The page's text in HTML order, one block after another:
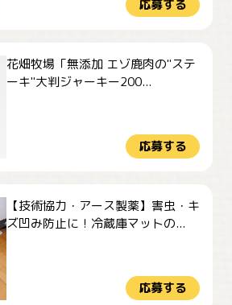
応募する
花畑牧場「無添加 エゾ鹿肉の"ステ
ーキ"大判ジャーキー200...
応募する
【技術協力・アース製薬】害虫・キ
ズ凹み防止に！冷蔵庫マットの...
応募する